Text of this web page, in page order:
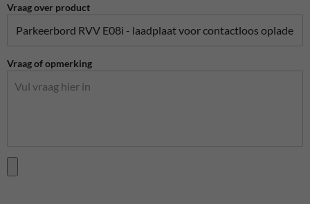
Vraag over product
Vraag of opmerking